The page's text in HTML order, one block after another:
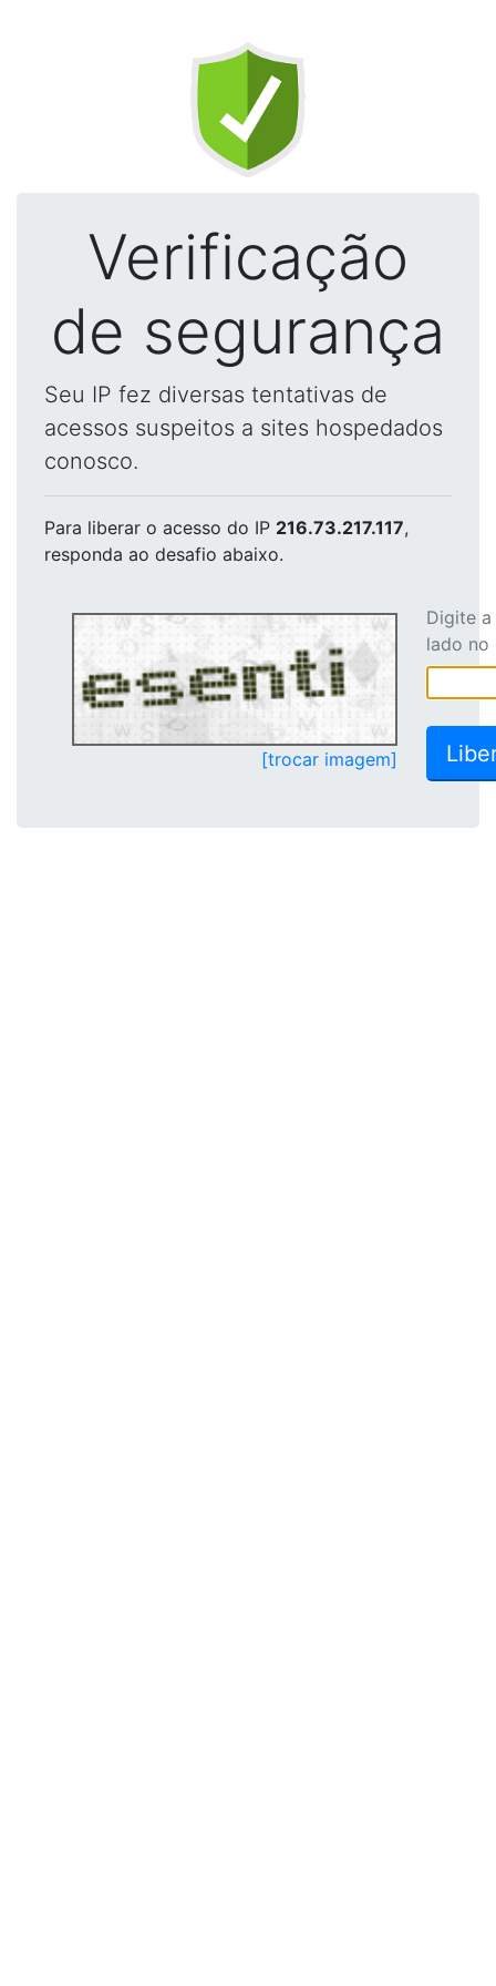
Verificação
de segurança
Seu IP fez diversas tentativas de
acessos suspeitos a sites hospedados
conosco.
Para liberar o acesso do IP 216.73.217.117,
responda ao desafio abaixo.
[trocar imagem]
Digite
lado no